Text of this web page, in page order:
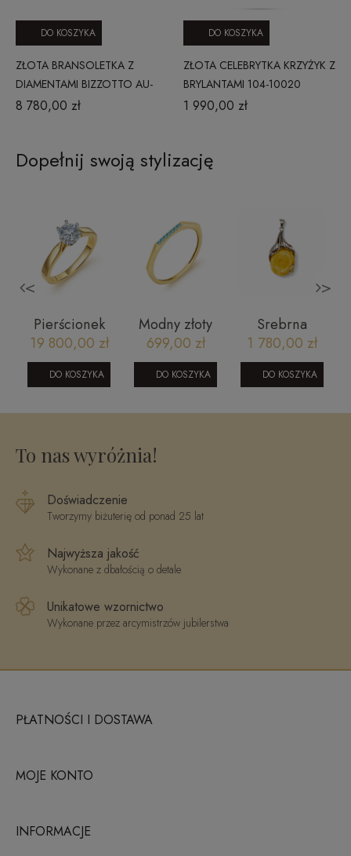
ZŁOTA BRANSOLETKA Z
DIAMENTAMI BIZZOTTO AU-
750 NE07-B0YW-D
8 780,00 zł
DO KOSZYKA
ZŁOTA CELEBRYTKA KRZYŻYK Z
BRYLANTAMI 104-10020
1 990,00 zł
DO KOSZYKA
Dopełnij swoją stylizację
<
Pierścionek
zaręczynowy
z diamentem
- Royal 0,70
ct G/SI1
19 800,00 zł
DO KOSZYKA
Modny złoty
pierścionek
0604202322
699,00 zł
DO KOSZYKA
Srebrna
zawieszka z
bursztynem -
róża
1 780,00 zł
DO KOSZYKA
>
To nas wyróżnia!
Doświadczenie
Tworzymy biżuterię od ponad 25 lat
Najwyższa jakość
Wykonane z dbałością o detale
Unikatowe wzornictwo
Wykonane przez arcymistrzów jubilerstwa
PŁATNOŚCI I DOSTAWA
MOJE KONTO
INFORMACJE